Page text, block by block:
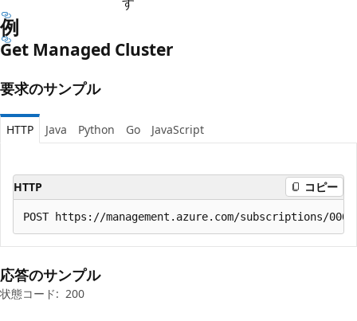
例
Get Managed Cluster
要求のサンプル
HTTP Java Python Go JavaScript
HTTP コピー
応答のサンプル
状態コード: 200